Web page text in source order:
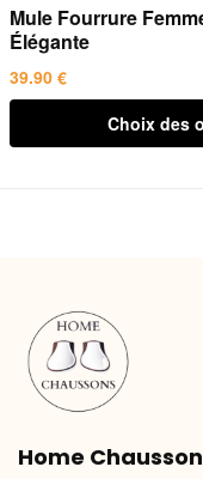
Mule Fourrure
Élégante
39.90 €
Choix des
produit
peuvent
être
choisies
page
Home